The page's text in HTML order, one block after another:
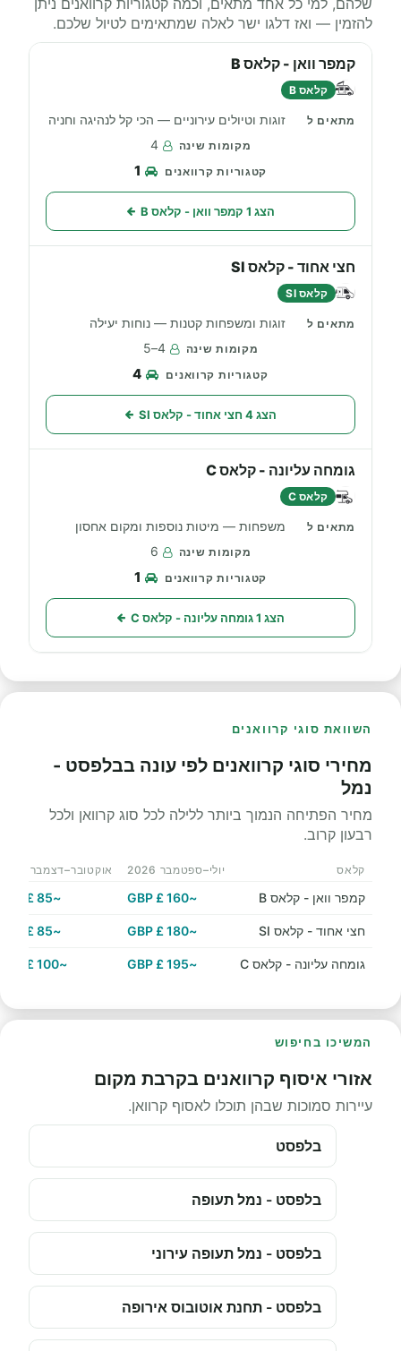
שלהם, למי כל אחד מתאים, וכמה קטגוריות קרוואנים ניתן
להזמין — ואז דלגו ישר לאלה שמתאימים לטיול שלכם.
קמפר וואן - קלאס B
קלאס B
זוגות וטיולים עירוניים — הכי קל לנהיגה וחניה
4
1
הצג 1 קמפר וואן - קלאס B
חצי אחוד - קלאס SI
קלאס SI
זוגות ומשפחות קטנות — נוחות יעילה
4–5
4
הצג 4 חצי אחוד - קלאס SI
גומחה עליונה - קלאס C
קלאס C
משפחות — מיטות נוספות ומקום אחסון
6
1
הצג 1 גומחה עליונה - קלאס C
השוואת סוגי קרוואנים
מחירי סוגי קרוואנים לפי עונה בבלפסט -
נמל
מחיר הפתיחה הנמוך ביותר ללילה לכל סוג קרוואן ולכל
רבעון קרוב.
קלאס יולי–ספטמבר 2026 אוקטובר–דצמבר 2026
קמפר וואן - קלאס B ~160 £ GBP
~85 £ GBP
חצי אחוד - קלאס SI ~180 £ GBP
~85 £ GBP
גומחה עליונה - קלאס C ~195 £ GBP
~100 £ GBP
המשיכו בחיפוש
אזורי איסוף קרוואנים בקרבת מקום
עיירות סמוכות שבהן תוכלו לאסוף קרוואן.
בלפסט
בלפסט - נמל תעופה
בלפסט - נמל תעופה עירוני
בלפסט - תחנת אוטובוס אירופה